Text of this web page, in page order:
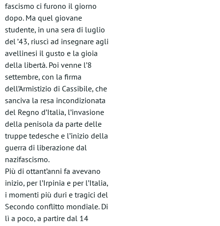
fascismo ci furono il giorno
dopo. Ma quel giovane
studente, in una sera di luglio
del ’43, riuscì ad insegnare agli
avellinesi il gusto e la gioia
della libertà. Poi venne l’8
settembre, con la firma
dell’Armistizio di Cassibile, che
sanciva la resa incondizionata
del Regno d’Italia, l’invasione
della penisola da parte delle
truppe tedesche e l’inizio della
guerra di liberazione dal
nazifascismo.
Più di ottant’anni fa avevano
inizio, per l’Irpinia e per l’Italia,
i momenti più duri e tragici del
Secondo conflitto mondiale. Di
lì a poco, a partire dal 14